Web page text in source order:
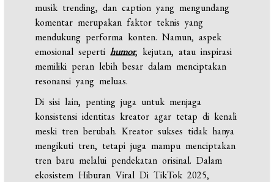
musik trending, dan caption yang mengundang
komentar merupakan faktor teknis yang
mendukung performa konten. Namun, aspek
emosional sepertihumor, kejutan, atau inspirasi
memiliki peran lebih besar dalam menciptakan
resonansi yang meluas.
Di sisi lain, penting juga untuk menjaga
konsistensi identitas kreator agar tetap di kenali
meski tren berubah. Kreator sukses tidak hanya
mengikuti tren, tetapi juga mampu menciptakan
tren baru melalui pendekatan orisinal. Dalam
ekosistem Hiburan Viral Di TikTok 2025,